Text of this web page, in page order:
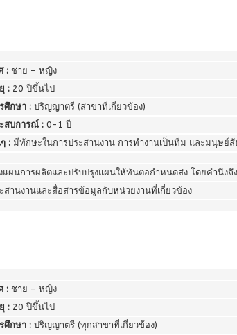
: ชาย – หญิง
: 20 ปีขึ้นไป
ศึกษา : ปริญญาตรี (สาขาที่เกี่ยวข้อง)
สบการณ์ : 0-1 ปี
: มีทักษะในการประสานงาน การทำงานเป็นทีม และมนุษย์
แผนการผลิตและปรับปรุงแผนให้ทันต่อกำหนดส่ง โดยคำนึง
สานงานและสื่อสารข้อมูลกับหน่วยงานที่เกี่ยวข้อง
: ชาย – หญิง
: 20 ปีขึ้นไป
ศึกษา : ปริญญาตรี (ทุกสาขาที่เกี่ยวข้อง)